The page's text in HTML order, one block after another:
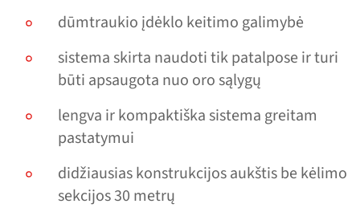
dūmtraukio įdėklo keitimo galimybė
sistema skirta naudoti tik patalpose ir turi
būti apsaugota nuo oro sąlygų
lengva ir kompaktiška sistema greitam
pastatymui
didžiausias konstrukcijos aukštis be kėlimo
sekcijos 30 metrų